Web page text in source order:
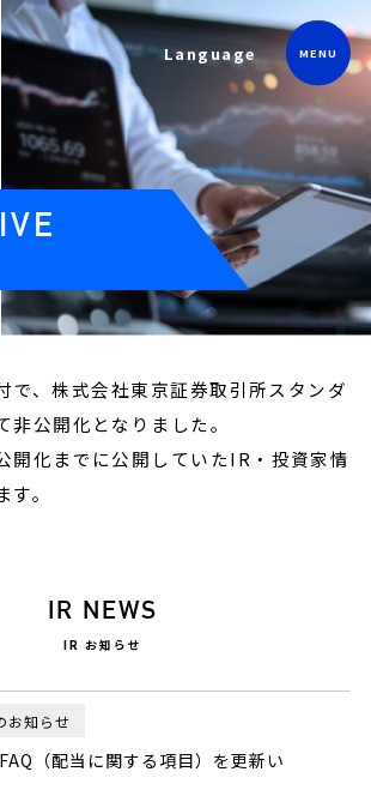
Language
で、株式会社東京証券取引所スタンダ
非公開化となりました。
開化までに公開していたIR・投資家情
。
IR NEWS
IR お知らせ
お知らせ
（配当に関する項目）を更新い